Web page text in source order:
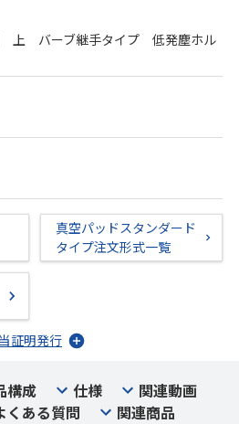
上 バーブ継手タイプ 低発塵ホル
真空パッドスタンダード
タイプ注文形式一覧
証明発行
構成 仕様
関連動画
くある質問 関連商品